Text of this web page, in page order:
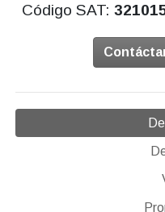
Código SAT: